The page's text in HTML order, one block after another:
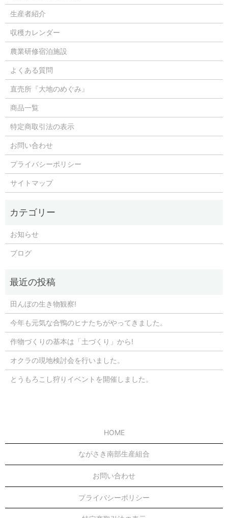
生産者紹介
収穫カレンダー
農業研修宿泊施設
よくある質問
直売所『大地のめぐみ』
商品一覧
特定商取引法の表示
お問い合わせ
プライバシーポリシー
サイトマップ
お知らせ
ブログ
田んぼの生き物観察!
今年も元気な合鴨のヒナたちがやってきました。
作物づくりの基本は「土づくり」から!
オクラの現地検討会を行いました。
とうもろこし狩りイベントを開催しました。
HOME
ながさき南部生産組合
お問い合わせ
プライバシーポリシー